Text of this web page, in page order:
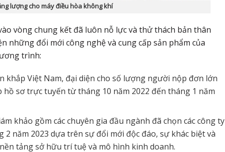
lượng cho máy điều hòa không khí
vòng chung kết đã luôn nỗ lực và thử thách bản thân
những đổi mới công nghệ và cung cấp sản phẩm của
trình:
khắp Việt Nam, đại diện cho số lượng người nộp đơn lớn
sơ trực tuyến từ tháng 10 năm 2022 đến tháng 1 năm
khảo gồm các chuyên gia đầu ngành đã chọn các công ty
2 năm 2023 dựa trên sự đổi mới độc đáo, sự khác biệt và
tảng sở hữu trí tuệ và mô hình kinh doanh.